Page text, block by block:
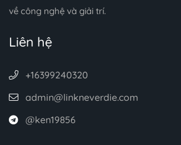
về công nghệ và giải trí.
Liên hệ
+16399240320
admin@linkneverdie.com
@ken19856